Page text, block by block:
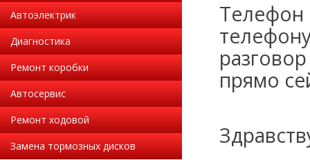
Автоэлектрик
Диагностика
Ремонт коробки
Автосервис
Ремонт ходовой
Замена тормозных дисков
прямо